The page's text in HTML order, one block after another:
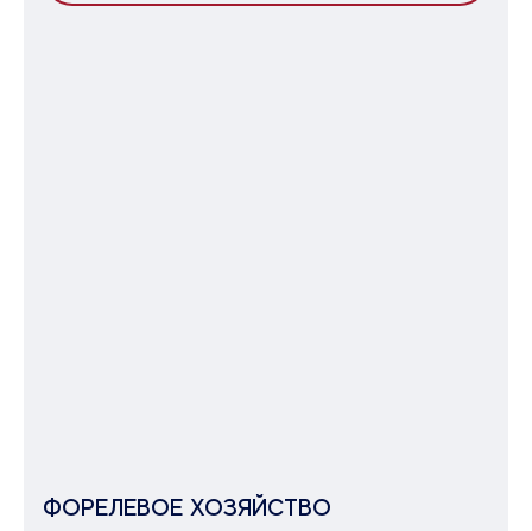
ФОРЕЛЕВОЕ ХОЗЯЙСТВО